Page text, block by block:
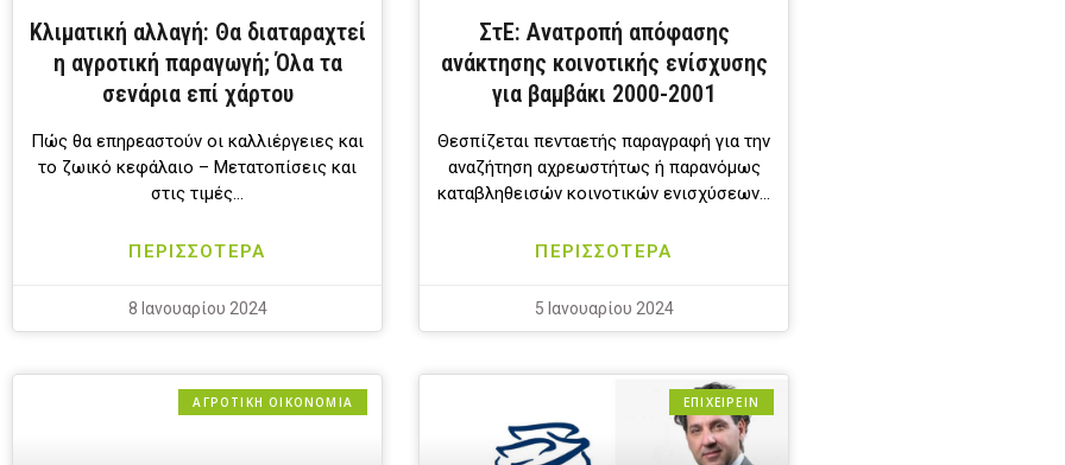
Κλιματική αλλαγή: Θα διαταραχτεί
η αγροτική παραγωγή; Όλα τα
σενάρια επί χάρτου
Πώς θα επηρεαστούν οι καλλιέργειες και
το ζωικό κεφάλαιο – Μετατοπίσεις και
στις τιμές…
ΠΕΡΙΣΣΟΤΕΡΑ
8 Ιανουαρίου 2024
ΣτΕ: Ανατροπή απόφασης
ανάκτησης κοινοτικής ενίσχυσης
για βαμβάκι 2000-2001
Θεσπίζεται πενταετής παραγραφή για την
αναζήτηση αχρεωστήτως ή παρανόμως
καταβληθεισών κοινοτικών ενισχύσεων…
ΠΕΡΙΣΣΟΤΕΡΑ
5 Ιανουαρίου 2024
ΑΓΡΟΤΙΚΗ ΟΙΚΟΝΟΜΙΑ ΕΠΙΧΕΙΡΕΙΝ